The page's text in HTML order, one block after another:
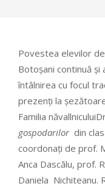
Povestea elevilor
Botoșani continuă și
întâlnirea cu focul
prezenți la
Familia
gospodarilor din
coordonați de prof.
Anca Dascălu, prof.
Daniela Nichiteanu.